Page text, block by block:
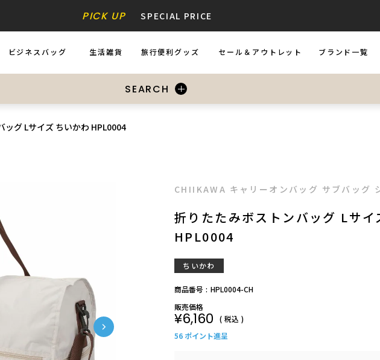
PICK UP SPECIAL PRICE
ビジネスバッグ
生活雑貨
旅行便利グッズ
セール＆アウトレット
ブランド一覧
SEARCH
ッグ Lサイズ ちいかわ HPL0004
CHIIKAWA キャリーオンバッグ サブバッグ
折りたたみボストンバッグ Lサイ
HPL0004
ちいかわ
商品番号
HPL0004-CH
販売価格
¥6,160
税込
56 ポイント進呈